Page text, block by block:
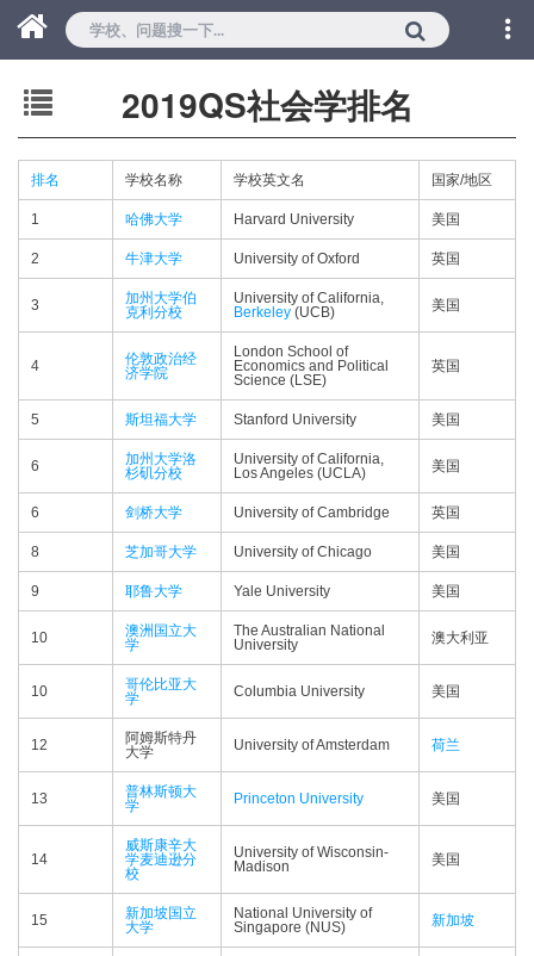
2019QS社会学排名
排名 学校名称 学校英文名 国家/地区
1 哈佛大学 Harvard University 美国
2 牛津大学 University of Oxford 英国
3
加州大学伯
克利分校
University of California,
Berkeley (UCB) 美国
4
伦敦政治经
济学院
London School of
Economics and Political
Science (LSE)
英国
5 斯坦福大学 Stanford University 美国
6
加州大学洛
杉矶分校
University of California,
Los Angeles (UCLA)
美国
6 剑桥大学 University of Cambridge 英国
8 芝加哥大学 University of Chicago 美国
9 耶鲁大学 Yale University 美国
10
澳洲国立大
学
The Australian National
University
澳大利亚
10
哥伦比亚大
学
Columbia University 美国
12
阿姆斯特丹
大学
University of Amsterdam 荷兰
13
普林斯顿大
学
Princeton University 美国
14
威斯康辛大
学麦迪逊分
校
University of Wisconsin-
Madison
美国
15
新加坡国立
大学
National University of
Singapore (NUS)
新加坡